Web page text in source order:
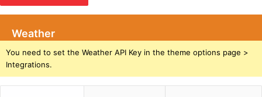
Weather
You need to set the Weather API Key in the theme options page >
Integrations.